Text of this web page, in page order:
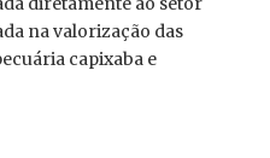
na valorização das
capixaba e